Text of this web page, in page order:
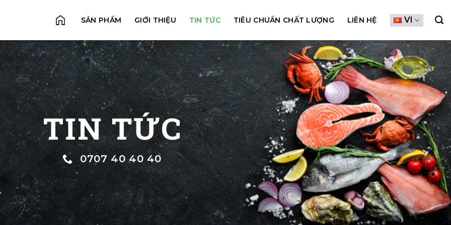
SẢN PHẨM GIỚI THIỆU TIN TỨC TIÊU CHUẨN CHẤT LƯỢNG LIÊN HỆ VI
TIN TỨC
0707 40 40 40